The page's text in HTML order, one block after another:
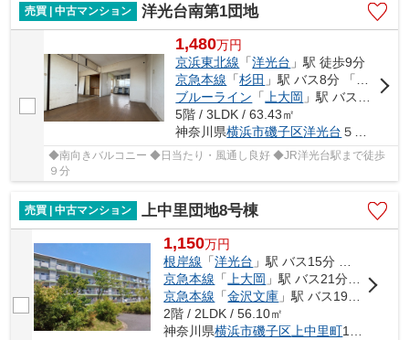
売買 | 中古マンション
洋光台南第1団地
1,480万円
京浜東北線 「洋光台 」駅 徒歩9分
京急本線 「杉田 」駅 バス8分 「洋光台駅前」 停歩6分
ブルーライン 「上大岡 」駅 バス22分 「洋光台駅前」 停歩6分
5階 / 3LDK / 63.43㎡
神奈川県横浜市磯子区洋光台 ５丁目4
◆南向きバルコニー ◆日当たり・風通し良好 ◆JR洋光台駅まで徒歩
９分
売買 | 中古マンション 上中里団地8号棟
1,150万円
根岸線 「洋光台 」駅 バス15分 「さわの里小学校前」 停歩2分
京急本線 「 上大岡 」駅 バス21分 「さわの里小学校前」 停歩2分
京急本線 「金沢文庫 」駅 バス19分 「上中里郵便局前」 停歩8分
2階 / 2LDK / 56.10㎡
神奈川県横浜市磯子区 上中里町1028